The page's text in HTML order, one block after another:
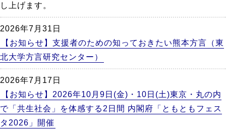
し上げます。
2026年7月31日
【お知らせ】支援者のための知っておきたい熊本方言（東
北大学方言研究センター）
2026年7月17日
【お知らせ】2026年10月9日(金)・10日(土)東京・丸の内
で「共生社会」を体感する2日間 内閣府「ともともフェス
タ2026」開催